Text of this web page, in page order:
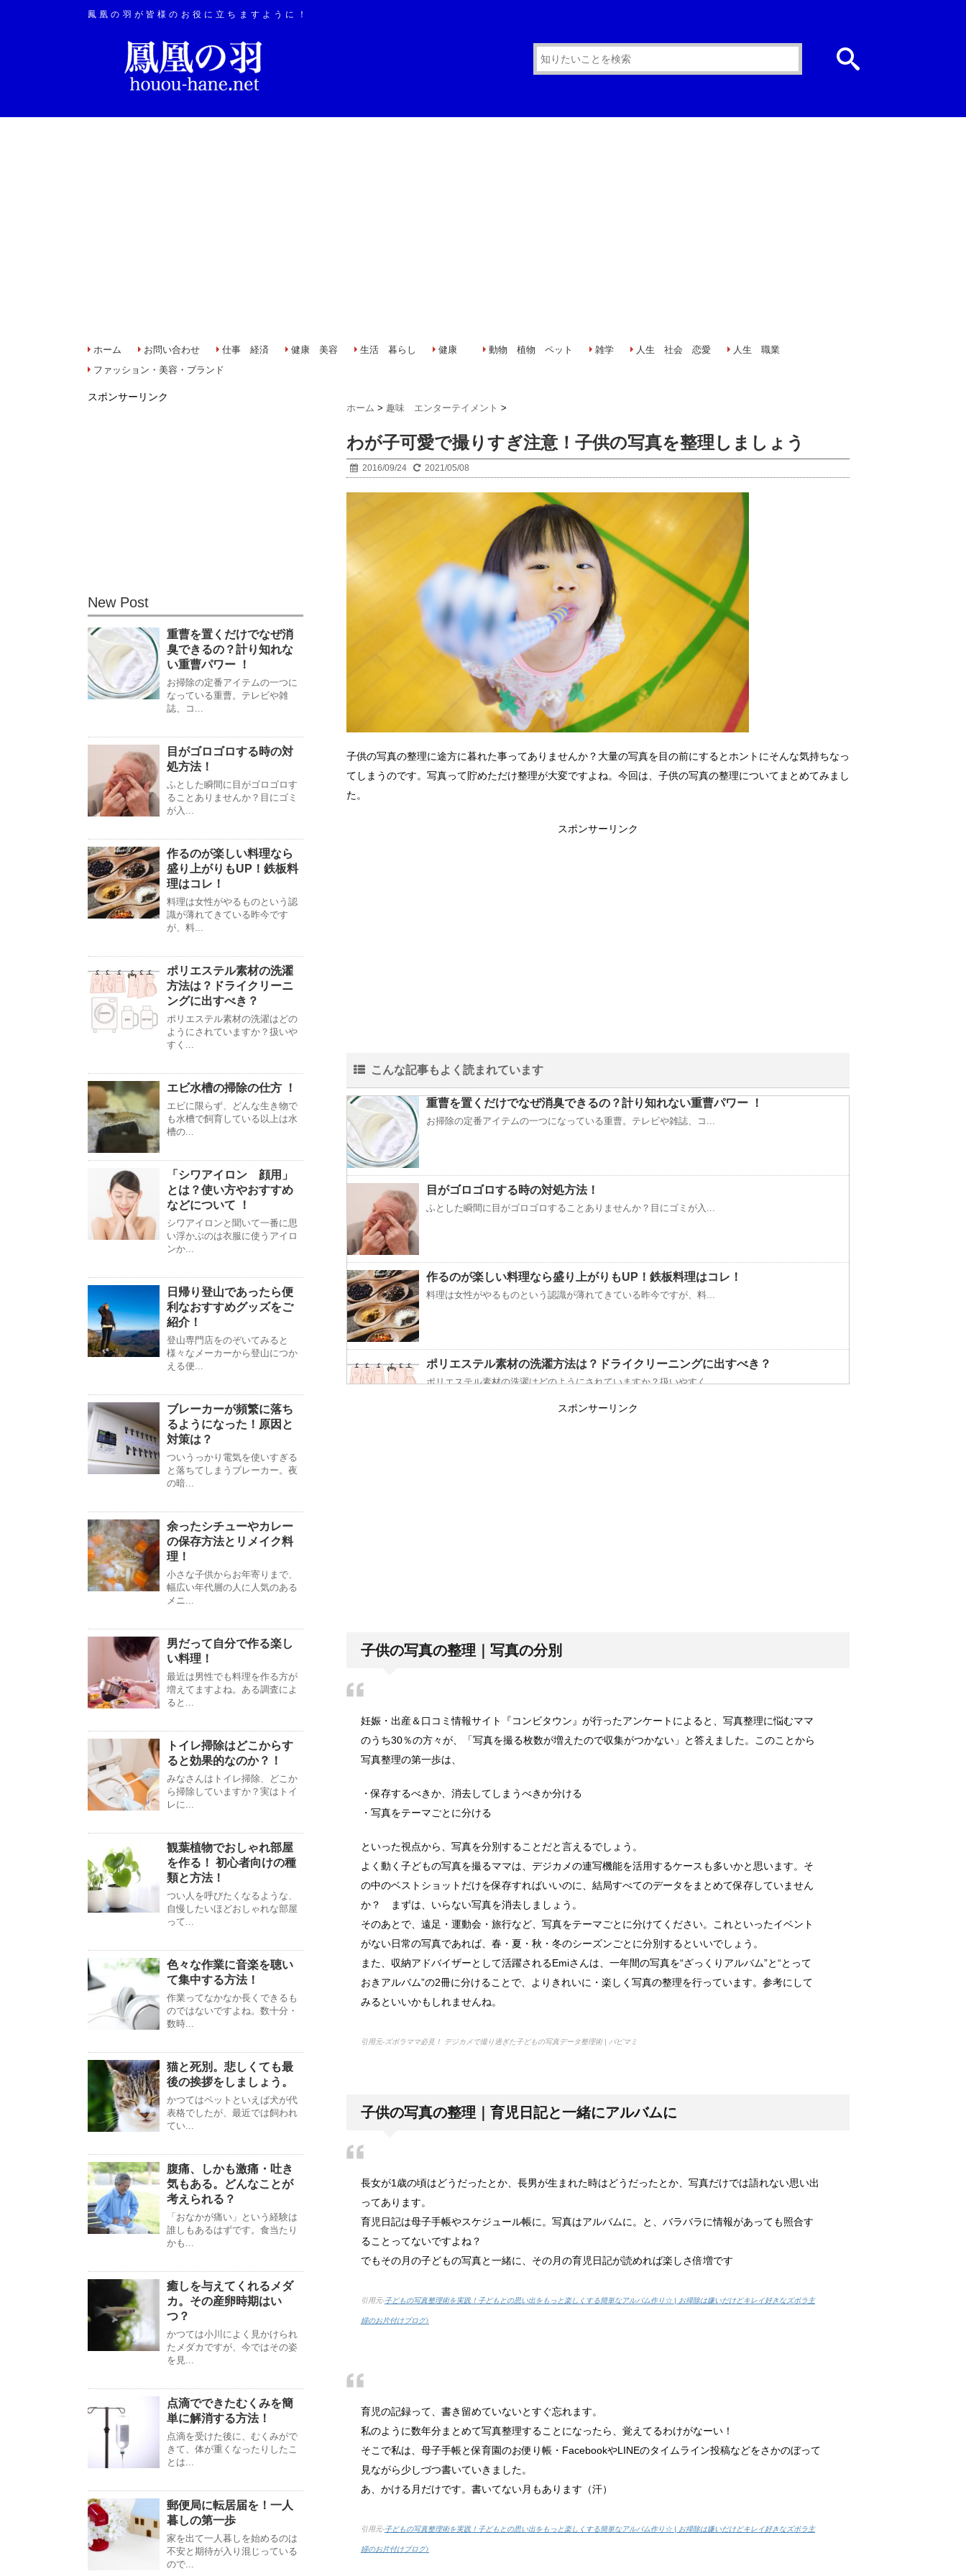
鳳凰の羽が皆様のお役に立ちますように！
ホーム お問い合わせ 仕事 経済 健康 美容 生活 暮らし 健康 動物 植物 ペット 雑学 人生 社会 恋愛
人生 職業
ファッション・美容・ブランド
ホーム > 趣味 エンターテイメント >
わが子可愛で撮りすぎ注意！子供の写真を整理しましょう
2016/09/24 2021/05/08
子供の写真の整理に途方に暮れた事ってありませんか？大量の写真を目の前にするとホントにそんな気持ちなっ
てしまうのです。写真って貯めただけ整理が大変ですよね。今回は、子供の写真の整理についてまとめてみまし
た。
スポンサーリンク
こんな記事もよく読まれています
重曹を置くだけでなぜ消臭できるの？計り知れない重曹パワー ！
お掃除の定番アイテムの一つになっている重曹。テレビや雑誌、コ...
目がゴロゴロする時の対処方法！
ふとした瞬間に目がゴロゴロすることありませんか？目にゴミが入...
作るのが楽しい料理なら盛り上がりもUP！鉄板料理はコレ！
料理は女性がやるものという認識が薄れてきている昨今ですが、料...
ポリエステル素材の洗濯方法は？ドライクリーニングに出すべき？
ポリエステル素材の洗濯はどのようにされていますか？扱いやすく...
登山専門店をのぞいてみると様々なメーカーから登山につかえる便...
ついうっかり電気を使いすぎると落ちてしまうブレーカー。夜の暗...
余ったシチューやカレーの保存方法とリメイク料理！
小さな子供からお年寄りまで、幅広い年代層の人に人気のあるメニ...
男だって自分で作る楽しい料理！
最近は男性でも料理を作る方が増えてますよね。ある調査によると...
みなさんはトイレ掃除、どこから掃除していますか？実はトイレに...
腹痛、しかも激痛・吐き気もある。どんなことが考えられる？
癒しを与えてくれるメダカ。その産卵時期はいつ？
かつては小川によく見かけられたメダカですが、今ではその姿を見...
点滴でできたむくみを簡単に解消する方法！
スポンサーリンク
子供の写真の整理｜写真の分別
妊娠・出産＆口コミ情報サイト『コンビタウン』が行ったアンケートによると、写真整理に悩むママ
のうち30％の方々が、「写真を撮る枚数が増えたので収集がつかない」と答えました。このことから
写真整理の第一歩は、
・保存するべきか、消去してしまうべきか分ける
・写真をテーマごとに分ける
といった視点から、写真を分別することだと言えるでしょう。
よく動く子どもの写真を撮るママは、デジカメの連写機能を活用するケースも多いかと思います。そ
の中のベストショットだけを保存すればいいのに、結局すべてのデータをまとめて保存していません
か？ まずは、いらない写真を消去しましょう。
そのあとで、遠足・運動会・旅行など、写真をテーマごとに分けてください。これといったイベント
がない日常の写真であれば、春・夏・秋・冬のシーズンごとに分別するといいでしょう。
また、収納アドバイザーとして活躍されるEmiさんは、一年間の写真を“ざっくりアルバム”と“とって
おきアルバム”の2冊に分けることで、よりきれいに・楽しく写真の整理を行っています。参考にして
みるといいかもしれませんね。
引用元-ズボラママ必見！ デジカメで撮り過ぎた子どもの写真データ整理術 | パピマミ
子供の写真の整理｜育児日記と一緒にアルバムに
長女が1歳の頃はどうだったとか、長男が生まれた時はどうだったとか、写真だけでは語れない思い出
ってあります。
育児日記は母子手帳やスケジュール帳に。写真はアルバムに。と、バラバラに情報があっても照合す
ることってないですよね？
でもその月の子どもの写真と一緒に、その月の育児日記が読めれば楽しさ倍増です
引用元-子どもの写真整理術を実践！子どもとの思い出をもっと楽しくする簡単なアルバム作り☆ | お掃除は嫌いだけどキレイ好きなズボラ主
婦のお片付けブログ♪
育児の記録って、書き留めていないとすぐ忘れます。
私のように数年分まとめて写真整理することになったら、覚えてるわけがなーい！
そこで私は、母子手帳と保育園のお便り帳・FacebookやLINEのタイムライン投稿などをさかのぼって
見ながら少しづつ書いていきました。
あ、かける月だけです。書いてない月もあります（汗）
引用元-子どもの写真整理術を実践！子どもとの思い出をもっと楽しくする簡単なアルバム作り☆ | お掃除は嫌いだけどキレイ好きなズボラ主
婦のお片付けブログ♪
スポンサーリンク
New Post
重曹を置くだけでなぜ消
臭できるの？計り知れな
い重曹パワー ！
お掃除の定番アイテムの一つに
なっている重曹。テレビや雑
誌、コ...
目がゴロゴロする時の対
処方法！
ふとした瞬間に目がゴロゴロす
ることありませんか？目にゴミ
が入...
作るのが楽しい料理なら
盛り上がりもUP！鉄板料
理はコレ！
料理は女性がやるものという認
識が薄れてきている昨今です
が、料...
ポリエステル素材の洗濯
方法は？ドライクリーニ
ングに出すべき？
ポリエステル素材の洗濯はどの
ようにされていますか？扱いや
すく...
エビ水槽の掃除の仕方 ！
エビに限らず、どんな生き物で
も水槽で飼育している以上は水
槽の...
「シワアイロン 顔用」
とは？使い方やおすすめ
などについて ！
シワアイロンと聞いて一番に思
い浮かぶのは衣服に使うアイロ
ンか...
日帰り登山であったら便
利なおすすめグッズをご
紹介！
登山専門店をのぞいてみると
様々なメーカーから登山につか
える便...
ブレーカーが頻繁に落ち
るようになった！原因と
対策は？
ついうっかり電気を使いすぎる
と落ちてしまうブレーカー。夜
の暗...
余ったシチューやカレー
の保存方法とリメイク料
理！
小さな子供からお年寄りまで、
幅広い年代層の人に人気のある
メニ...
男だって自分で作る楽し
い料理！
最近は男性でも料理を作る方が
増えてますよね。ある調査によ
ると...
トイレ掃除はどこからす
ると効果的なのか？！
みなさんはトイレ掃除、どこか
ら掃除していますか？実はトイ
レに...
観葉植物でおしゃれ部屋
を作る！ 初心者向けの種
類と方法！
つい人を呼びたくなるような、
自慢したいほどおしゃれな部屋
って...
色々な作業に音楽を聴い
て集中する方法！
作業ってなかなか長くできるも
のではないですよね。数十分・
数時...
猫と死別。悲しくても最
後の挨拶をしましょう。
かつてはペットといえば犬が代
表格でしたが、最近では飼われ
てい...
腹痛、しかも激痛・吐き
気もある。どんなことが
考えられる？
「おなかが痛い」という経験は
誰しもあるはずです。食当たり
かも...
癒しを与えてくれるメダ
カ。その産卵時期はい
つ？
かつては小川によく見かけられ
たメダカですが、今ではその姿
を見...
点滴でできたむくみを簡
単に解消する方法！
点滴を受けた後に、むくみがで
きて、体が重くなったりしたこ
とは...
郵便局に転居届を！一人
暮しの第一歩
家を出て一人暮しを始めるのは
不安と期待が入り混じっている
ので...